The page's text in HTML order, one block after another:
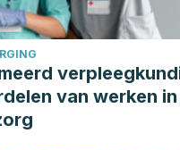
M., & Ali, Q. (2017). Medicinal
L.): An Overview.Life
Retrieved from
van werken